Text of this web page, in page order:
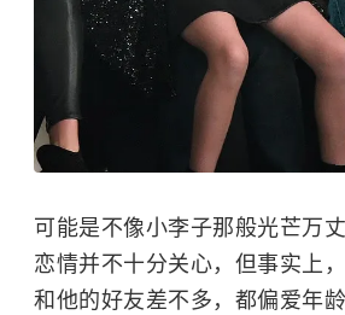
可能是不像小李子那般光芒万
恋情并不十分关心，但事实上
和他的好友差不多，都偏爱年